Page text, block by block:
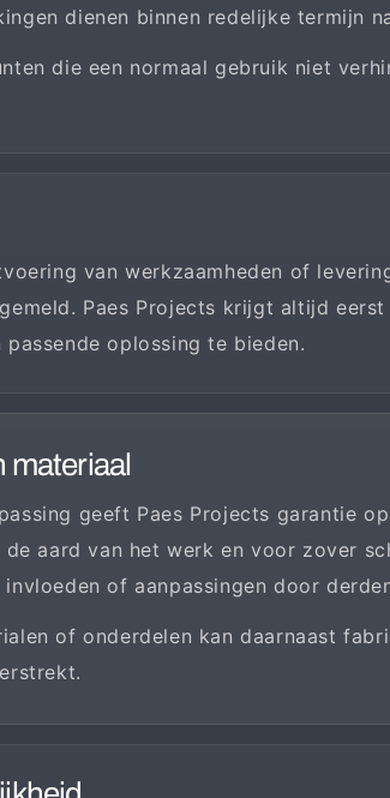
dienen binnen redelijke termijn
die een normaal gebruik niet
van werkzaamheden of
Paes Projects krijgt altijd
oplossing te bieden.
materiaal
geeft Paes Projects garantie
aard van het werk en voor zover
of aanpassingen door
of onderdelen kan daarnaast